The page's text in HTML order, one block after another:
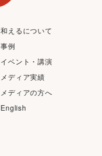
和えるについて
事例
イベント・講演
メディア実績
メディアの方へ
English